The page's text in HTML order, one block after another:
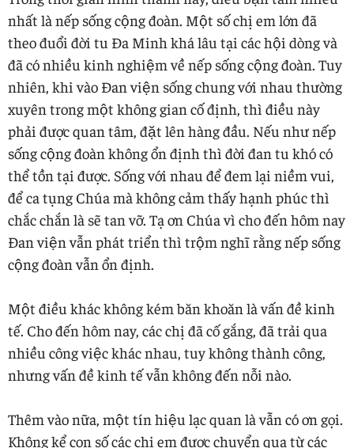
nhất là nếp sống cộng đoàn. Một số chị em lớn đã
theo đuổi đời tu Đa Minh khá lâu tại các hội dòng và
đã có nhiều kinh nghiệm về nếp sống cộng đoàn. Tuy
nhiên, khi vào Đan viện sống chung với nhau thường
xuyên trong một không gian cố định, thì điều này
phải được quan tâm, đặt lên hàng đầu. Nếu như nếp
sống cộng đoàn không ổn định thì đời đan tu khó có
thể tồn tại được. Sống với nhau để đem lại niềm vui,
để ca tụng Chúa mà không cảm thấy hạnh phúc thì
chắc chắn là sẽ tan vỡ. Tạ ơn Chúa vì cho đến hôm nay
Đan viện vẫn phát triển thì trộm nghĩ rằng nếp sống
cộng đoàn vẫn ổn định.
Một điều khác không kém băn khoăn là vấn đề kinh
tế. Cho đến hôm nay, các chị đã cố gắng, đã trải qua
nhiều công việc khác nhau, tuy không thành công,
nhưng vấn đề kinh tế vẫn không đến nỗi nào.
Thêm vào nữa, một tín hiệu lạc quan là vẫn có ơn gọi.
Không kể con số các chị em được chuyển qua từ các